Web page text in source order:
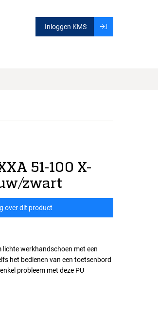
Inloggen KMS
51-100 X-
zwart
over dit product
lichte werkhandschoen met een
het bedienen van een toetsenbord
probleem met deze PU